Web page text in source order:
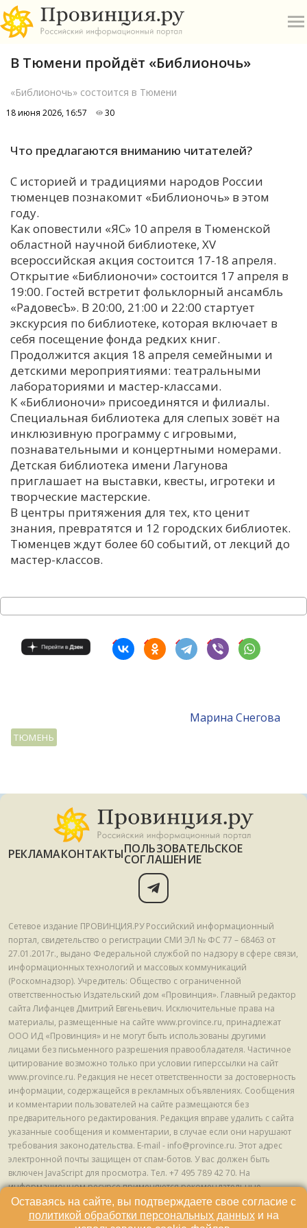
А
В
Е
И
К
М
Н
Р
С
Т
У
Х
Ч
В Тюмени пройдёт «Библионочь»
«Библионочь» состоится в Тюмени
18 июня 2026, 16:57 30
Что предлагаются вниманию читателей?
С историей и традициями народов России
тюменцев познакомит «Библионочь» в этом
году.
Как оповестили «ЯС» 10 апреля в Тюменской
областной научной библиотеке, XV
всероссийская акция состоится 17-18 апреля.
Открытие «Библионочи» состоится 17 апреля в
19:00. Гостей встретит фольклорный ансамбль
«РадовесЪ». В 20:00, 21:00 и 22:00 стартует
экскурсия по библиотеке, которая включает в
себя посещение фонда редких книг.
Продолжится акция 18 апреля семейными и
детскими мероприятиями: театральными
лабораториями и мастер-классами.
К «Библионочи» присоединятся и филиалы.
Специальная библиотека для слепых зовёт на
инклюзивную программу с игровыми,
познавательными и концертными номерами.
Детская библиотека имени Лагунова
приглашает на выставки, квесты, игротеки и
творческие мастерские.
В центры притяжения для тех, кто ценит
знания, превратятся и 12 городских библиотек.
Тюменцев ждут более 60 событий, от лекций до
мастер-классов.
Mарина Снегова
ТЮМЕНЬ
РЕКЛАМАКОНТАКТЫПОЛЬЗОВАТЕЛЬСКОЕ
СОГЛАШЕНИЕ
Сетевое издание ПРОВИНЦИЯ.РУ Российский информационный
портал, свидетельство о регистрации СМИ ЭЛ № ФС 77 – 68463 от
27.01.2017г., выдано Федеральной службой по надзору в сфере связи,
информационных технологий и массовых коммуникаций
(Роскомнадзор). Учредитель: Общество с ограниченной
ответственностью Издательский дом «Провинция». Главный редактор
сайта Лифанцев Дмитрий Евгеньевич. Исключительные права на
материалы, размещенные на сайте www.province.ru, принадлежат
ООО ИД «Провинция» и не могут быть использованы другими
лицами без письменного разрешения правообладателя. Частичное
цитирование возможно только при условии гиперссылки на сайт
www.province.ru. Редакция не несет ответственности за достоверность
информации, содержащейся в рекламных объявлениях. Сообщения
и комментарии пользователей на сайте размещаются без
предварительного редактирования. Редакция вправе удалить с сайта
указанные сообщения и комментарии, в случае если они нарушают
требования законодательства. E-mail - info@province.ru. Этот адрес
электронной почты защищен от спам-ботов. У вас должен быть
включен JavaScript для просмотра. Tел. +7 495 789 42 70. На
информационном ресурсе применяются рекомендательные
технологии (информационные технологии предоставления
информации на основе сбора, систематизации и анализа сведений,
Оставаясь на сайте, вы подтверждаете свое согласие с
политикой обработки персональных данныхи на